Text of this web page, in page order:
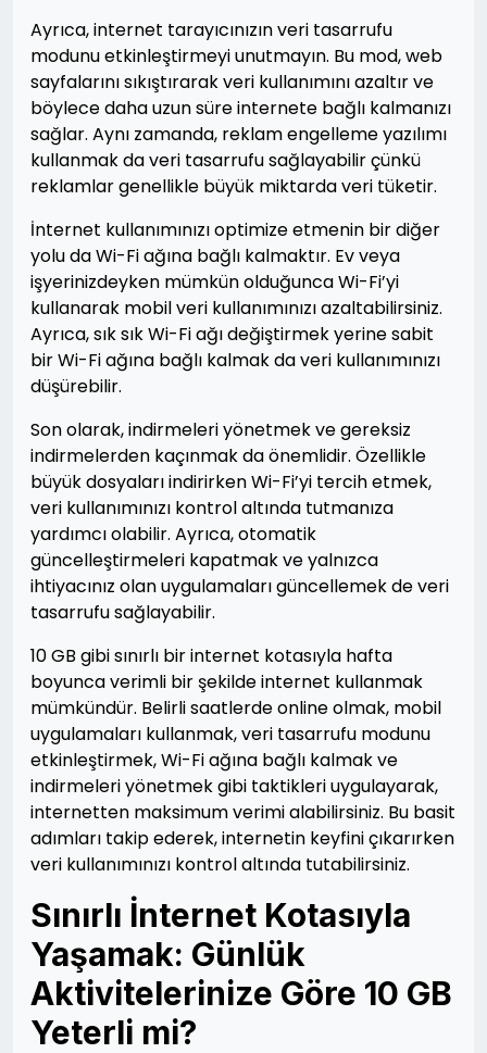
Ayrıca, internet tarayıcınızın veri tasarrufu
modunu etkinleştirmeyi unutmayın. Bu mod, web
sayfalarını sıkıştırarak veri kullanımını azaltır ve
böylece daha uzun süre internete bağlı kalmanızı
sağlar. Aynı zamanda, reklam engelleme yazılımı
kullanmak da veri tasarrufu sağlayabilir çünkü
reklamlar genellikle büyük miktarda veri tüketir.
İnternet kullanımınızı optimize etmenin bir diğer
yolu da Wi-Fi ağına bağlı kalmaktır. Ev veya
işyerinizdeyken mümkün olduğunca Wi-Fi’yi
kullanarak mobil veri kullanımınızı azaltabilirsiniz.
Ayrıca, sık sık Wi-Fi ağı değiştirmek yerine sabit
bir Wi-Fi ağına bağlı kalmak da veri kullanımınızı
düşürebilir.
Son olarak, indirmeleri yönetmek ve gereksiz
indirmelerden kaçınmak da önemlidir. Özellikle
büyük dosyaları indirirken Wi-Fi’yi tercih etmek,
veri kullanımınızı kontrol altında tutmanıza
yardımcı olabilir. Ayrıca, otomatik
güncelleştirmeleri kapatmak ve yalnızca
ihtiyacınız olan uygulamaları güncellemek de veri
tasarrufu sağlayabilir.
10 GB gibi sınırlı bir internet kotasıyla hafta
boyunca verimli bir şekilde internet kullanmak
mümkündür. Belirli saatlerde online olmak, mobil
uygulamaları kullanmak, veri tasarrufu modunu
etkinleştirmek, Wi-Fi ağına bağlı kalmak ve
indirmeleri yönetmek gibi taktikleri uygulayarak,
internetten maksimum verimi alabilirsiniz. Bu basit
adımları takip ederek, internetin keyfini çıkarırken
veri kullanımınızı kontrol altında tutabilirsiniz.
Sınırlı İnternet Kotasıyla
Yaşamak: Günlük
Aktivitelerinize Göre 10 GB
Yeterli mi?